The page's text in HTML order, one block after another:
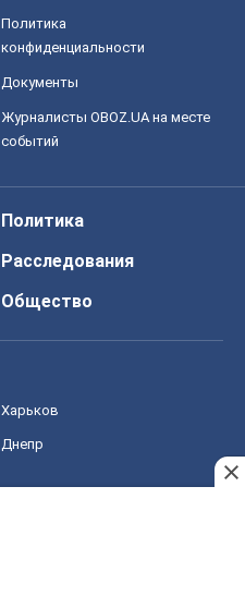
Политика
конфиденциальности
Документы
Журналисты OBOZ.UA на месте
событий
Политика
Расследования
Общество
Харьков
Днепр